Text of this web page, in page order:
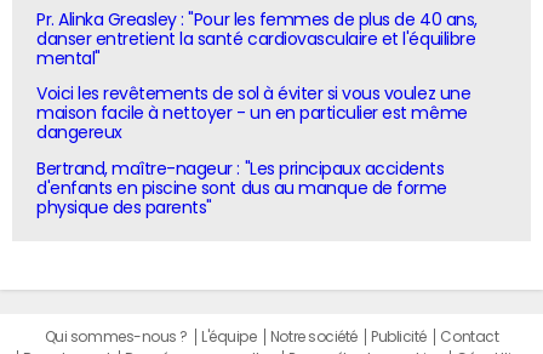
Pr. Alinka Greasley : "Pour les femmes de plus de 40 ans,
danser entretient la santé cardiovasculaire et l'équilibre
mental"
Voici les revêtements de sol à éviter si vous voulez une
maison facile à nettoyer - un en particulier est même
dangereux
Bertrand, maître-nageur : "Les principaux accidents
d'enfants en piscine sont dus au manque de forme
physique des parents"
Qui sommes-nous ? L'équipe Notre société Publicité
Contact